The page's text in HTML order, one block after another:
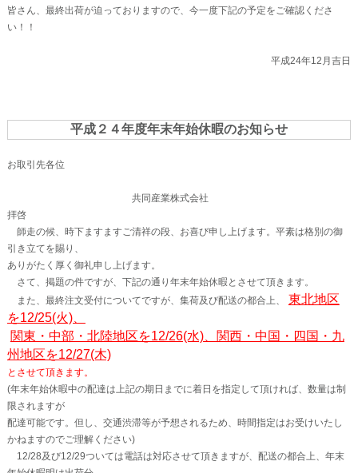
皆さん、最終出荷が迫っておりますので、今一度下記の予定をご確認くださ
い！！
平成24年12月吉日
平成２４年度年末年始休暇のお知らせ
お取引先各位
共同産業株式会社
拝啓
師走の候、時下ますますご清祥の段、お喜び申し上げます。平素は格別の御
引き立てを賜り、
ありがたく厚く御礼申し上げます。
さて、掲題の件ですが、下記の通り年末年始休暇とさせて頂きます。
また、最終注文受付についてですが、集荷及び配送の都合上、
東北地区
を12/25(火)、
関東・中部・北陸地区を12/26(水)、関西・中国・四国・九
州地区を12/27(木)
とさせて頂きます。
(年末年始休暇中の配達は上記の期日までに着日を指定して頂ければ、数量は制
限されますが
配達可能です。但し、交通渋滞等が予想されるため、時間指定はお受けいたし
かねますのでご理解ください)
12/28及び12/29ついては電話は対応させて頂きますが、配送の都合上、年末